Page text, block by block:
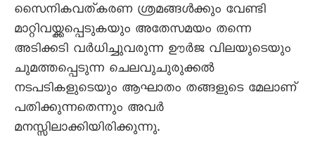
സെെനികവത്കരണ ശ്രമങ്ങൾക്കും വേണ്ടി
മാറ്റിവയ്ക്കപ്പെടുകയും അതേസമയം തന്നെ
അടിക്കടി വർധിച്ചുവരുന്ന ഊർജ വിലയുടെയും
ചുമത്തപ്പെടുന്ന ചെലവുചുരുക്കൽ
നടപടികളുടെയും ആഘാതം തങ്ങളുടെ മേലാണ്
പതിക്കുന്നതെന്നും അവർ
മനസ്സിലാക്കിയിരിക്കുന്നു.